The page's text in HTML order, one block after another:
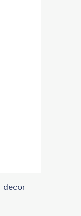
decor